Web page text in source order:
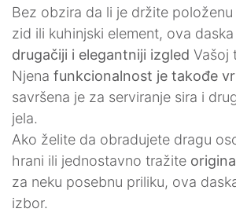
Bez obzira da li je držite položenu
zid ili kuhinjski element, ova
drugačiji i elegantniji izgled Vašoj
Njena funkcionalnost je takođe
savršena je za serviranje sira i
jela.
Ako želite da obradujete dragu
hrani ili jednostavno tražite
za neku posebnu priliku, ova
izbor.